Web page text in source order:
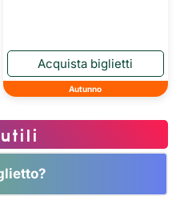
Autunno